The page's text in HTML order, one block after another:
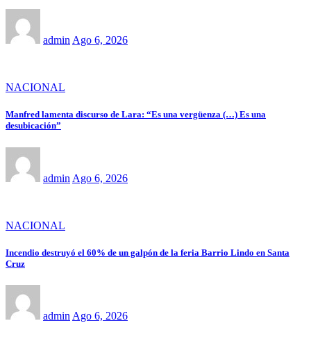
admin Ago 6, 2026
NACIONAL
Manfred lamenta discurso de Lara: “Es una vergüenza (…) Es una
desubicación”
admin Ago 6, 2026
NACIONAL
Incendio destruyó el 60% de un galpón de la feria Barrio Lindo en Santa
Cruz
admin Ago 6, 2026